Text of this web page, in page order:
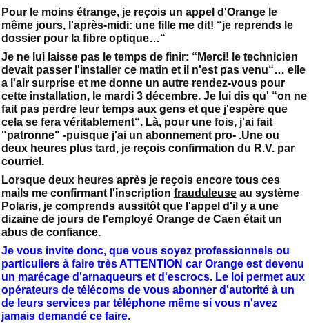
Pour le moins étrange, je reçois un appel d'Orange le
même jours, l'après-midi: une fille me dit! “je reprends le
dossier pour la fibre optique…“
Je ne lui laisse pas le temps de finir: “Merci! le technicien
devait passer l'installer ce matin et il n'est pas venu“… elle
a l'air surprise et me donne un autre rendez-vous pour
cette installation, le mardi 3 décembre. Je lui dis qu' “on ne
fait pas perdre leur temps aux gens et que j'espère que
cela se fera véritablement“. Là, pour une fois, j'ai fait
"patronne" -puisque j'ai un abonnement pro- .Une ou
deux heures plus tard, je reçois confirmation du R.V. par
courriel.
Lorsque deux heures après je reçois encore tous ces
mails me confirmant l'inscription frauduleuse au système
Polaris, je comprends aussitôt que l'appel d'il y a une
dizaine de jours de l'employé Orange de Caen était un
abus de confiance.
Je vous invite donc, que vous soyez professionnels ou
particuliers à faire très ATTENTION car Orange est devenu
un marécage d'arnaqueurs et d'escrocs. Le loi permet aux
opérateurs de télécoms de vous abonner d'autorité à un
de leurs services par téléphone même si vous n'avez
jamais demandé ce faire.